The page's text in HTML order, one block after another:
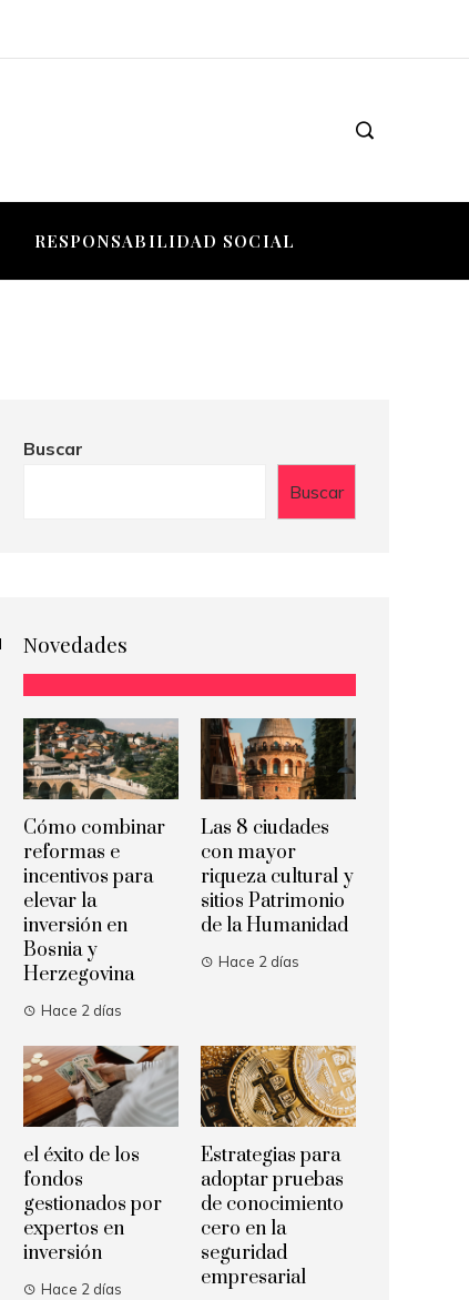
RESPONSABILIDAD SOCIAL
Buscar
Buscar
Novedades
Cómo combinar
reformas e
incentivos para
elevar la
inversión en
Bosnia y
Herzegovina
Hace 2 días
Las 8 ciudades
con mayor
riqueza cultural y
sitios Patrimonio
de la Humanidad
Hace 2 días
el éxito de los
fondos
gestionados por
expertos en
inversión
Hace 2 días
Estrategias para
adoptar pruebas
de conocimiento
cero en la
seguridad
empresarial